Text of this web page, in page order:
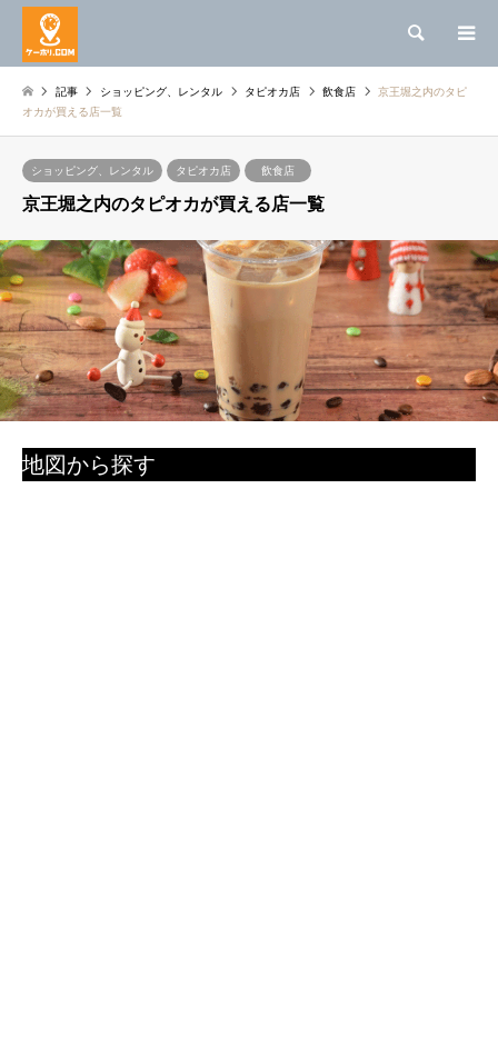
検索
記事 ショッピング、レンタル タピオカ店 飲食店
京王堀之内のタピ
オカが買える店一覧
ショッピング、レンタル タピオカ店 飲食店
京王堀之内のタピオカが買える店一覧
地図から探す